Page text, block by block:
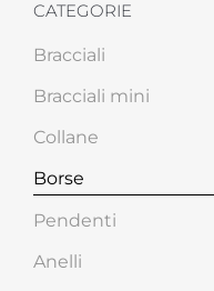
CATEGORIE
Bracciali
Bracciali mini
Collane
Borse
Pendenti
Anelli